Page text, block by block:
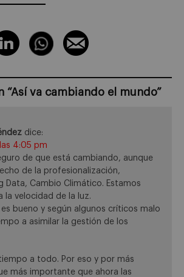
“Así va cambiando el mundo”
dice:
4:05 pm
de que está cambiando, aunque
de la profesionalización,
Data, Cambio Climático. Estamos
la velocidad de la luz.
bueno y según algunos críticos malo
a asimilar la gestión de los
a todo. Por eso y por más
más importante que ahora las